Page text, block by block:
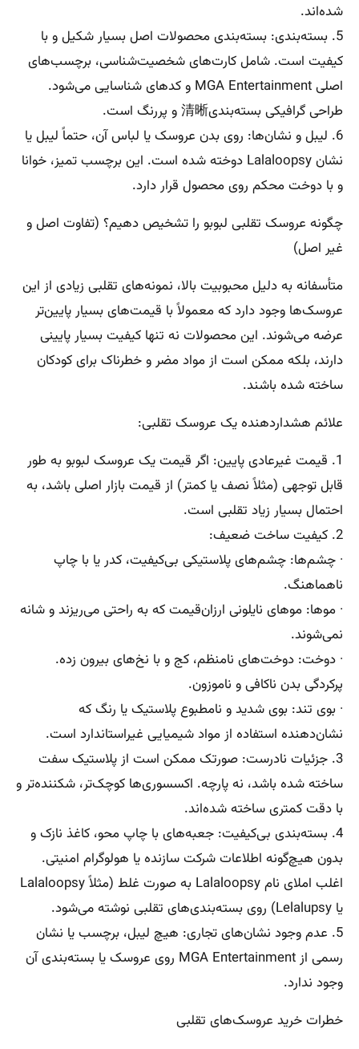
شده‌اند.
5. بسته‌بندی: بسته‌بندی محصولات اصل بسیار شکیل و با
کیفیت است. شامل کارت‌های شخصیت‌شناسی، برچسب‌های
اصلی MGA Entertainment و کدهای شناسایی می‌شود.
طراحی گرافیکی بسته‌بندی清晰 و پررنگ است.
6. لیبل و نشان‌ها: روی بدن عروسک یا لباس آن، حتماً لیبل یا
نشان Lalaloopsy دوخته شده است. این برچسب تمیز، خوانا
و با دوخت محکم روی محصول قرار دارد.
چگونه عروسک تقلبی لبوبو را تشخیص دهیم؟ (تفاوت اصل و
غیر اصل)
متأسفانه به دلیل محبوبیت بالا، نمونه‌های تقلبی زیادی از این
عروسک‌ها وجود دارد که معمولاً با قیمت‌های بسیار پایین‌تر
عرضه می‌شوند. این محصولات نه تنها کیفیت بسیار پایینی
دارند، بلکه ممکن است از مواد مضر و خطرناک برای کودکان
ساخته شده باشند.
علائم هشداردهنده یک عروسک تقلبی:
1. قیمت غیرعادی پایین: اگر قیمت یک عروسک لبوبو به طور
قابل توجهی (مثلاً نصف یا کمتر) از قیمت بازار اصلی باشد، به
احتمال بسیار زیاد تقلبی است.
2. کیفیت ساخت ضعیف:
· چشم‌ها: چشم‌های پلاستیکی بی‌کیفیت، کدر یا با چاپ
ناهماهنگ.
· موها: موهای نایلونی ارزان‌قیمت که به راحتی می‌ریزند و شانه
نمی‌شوند.
· دوخت: دوخت‌های نامنظم، کج و با نخ‌های بیرون زده.
پرکردگی بدن ناکافی و ناموزون.
· بوی تند: بوی شدید و نامطبوع پلاستیک یا رنگ که
نشان‌دهنده استفاده از مواد شیمیایی غیراستاندارد است.
3. جزئیات نادرست: صورتک ممکن است از پلاستیک سفت
ساخته شده باشد، نه پارچه. اکسسوری‌ها کوچک‌تر، شکننده‌تر و
با دقت کمتری ساخته شده‌اند.
4. بسته‌بندی بی‌کیفیت: جعبه‌های با چاپ محو، کاغذ نازک و
بدون هیچ‌گونه اطلاعات شرکت سازنده یا هولوگرام امنیتی.
اغلب املای نام Lalaloopsy به صورت غلط (مثلاً Lalaloopsy
یا Lelalupsy) روی بسته‌بندی‌های تقلبی نوشته می‌شود.
5. عدم وجود نشان‌های تجاری: هیچ لیبل، برچسب یا نشان
رسمی از MGA Entertainment روی عروسک یا بسته‌بندی آن
وجود ندارد.
خطرات خرید عروسک‌های تقلبی